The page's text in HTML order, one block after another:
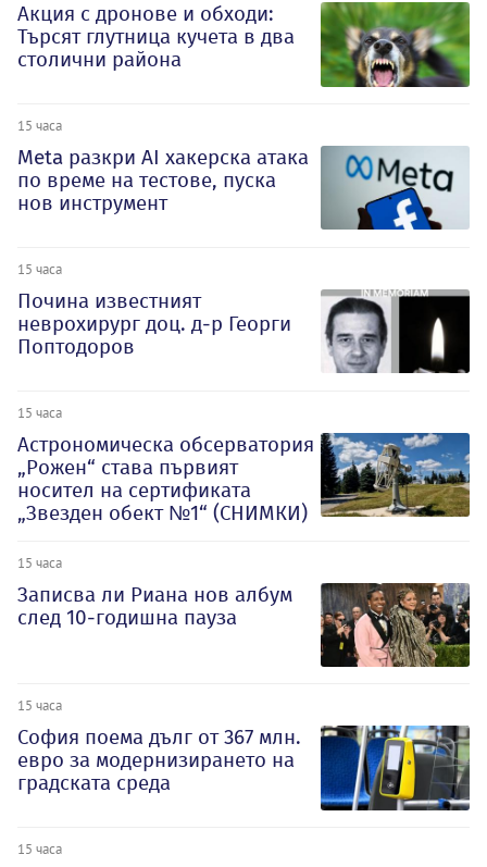
Акция с дронове и обходи:
Търсят глутница кучета в два
столични района
15 часа
Meta разкри AI хакерска атака
по време на тестове, пуска
нов инструмент
15 часа
Почина известният
неврохирург доц. д-р Георги
Поптодоров
15 часа
Астрономическа обсерватория
„Рожен“ става първият
носител на сертификата
„Звезден обект №1“ (СНИМКИ)
15 часа
Записва ли Риана нов албум
след 10-годишна пауза
15 часа
София поема дълг от 367 млн.
евро за модернизирането на
градската среда
15 часа